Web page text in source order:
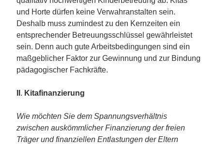
und Horte dürfen keine Verwahranstalten sein.
Deshalb muss zumindest zu den Kernzeiten ein
entsprechender Betreuungsschlüssel gewährleistet
sein. Denn auch gute Arbeitsbedingungen sind ein
maßgeblicher Faktor zur Gewinnung und zur Bindung
pädagogischer Fachkräfte.
. Kitafinanzierung
Wie möchten Sie dem Spannungsverhältnis
zwischen auskömmlicher Finanzierung der freien
Träger und finanziellen Entlastungen der Eltern